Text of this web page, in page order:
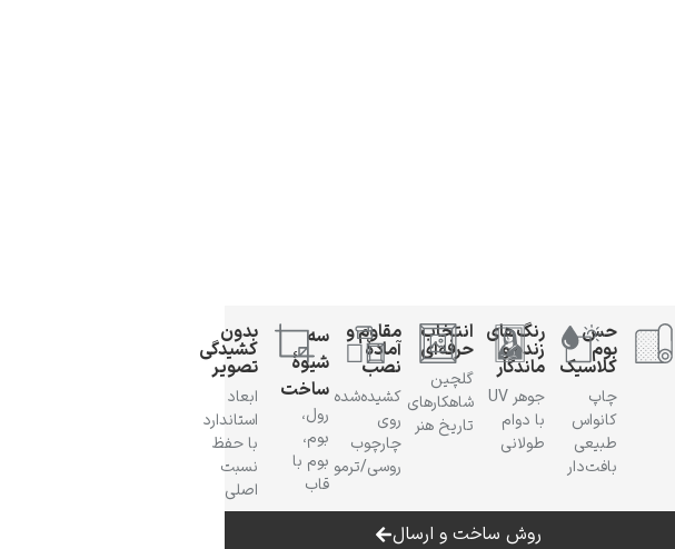
حس
بوم
کلاسیک
چاپ
کانواس
طبیعی
بافت‌دار
رنگ‌های
زنده و
ماندگار
جوهر UV
با دوام
طولانی
انتخاب
حرفه‌ای
گلچین
شاهکارهای
تاریخ هنر
مقاوم و
آمادهٔ
نصب
کشیده‌شده
روی
چارچوب
روسی/ترمو
سه
شیوهٔ
ساخت
رول،
بوم،
بوم با
قاب
بدون
کشیدگی
تصویر
ابعاد
استاندارد
با حفظ
نسبت
اصلی
روش ساخت و ارسال